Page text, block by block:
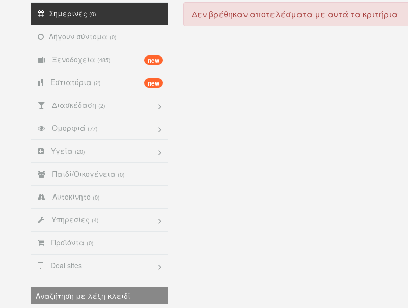
Σημερινές (0)
Λήγουν σύντομα (0)
Ξενοδοχεία (485) new
Εστιατόρια (2) new
Διασκέδαση (2)
Ομορφιά (77)
Υγεία (20)
Παιδί/Οικογένεια (0)
Αυτοκίνητο (0)
Υπηρεσίες (4)
Προϊόντα (0)
Deal sites
Αναζήτηση με λέξη-κλειδί
Δεν βρέθηκαν αποτελέσματα με αυτά τα κριτήρια